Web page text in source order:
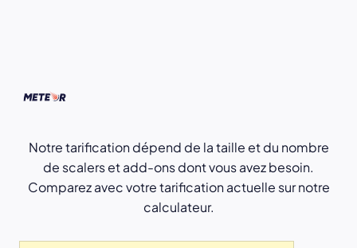
Notre tarification dépend de la taille et du nombre
de scalers et add-ons dont vous avez besoin.
Comparez avec votre tarification actuelle sur notre
calculateur.